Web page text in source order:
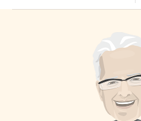
l’intersection des rues Don
Mills et Eglinton. Lors de la
soirée, les membres de la
communauté ont ainsi pu
célébrer leur héritage et leur